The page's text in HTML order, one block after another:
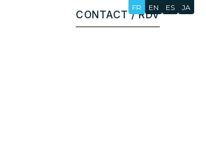
FR EN ES JA
CONTACT / RDV